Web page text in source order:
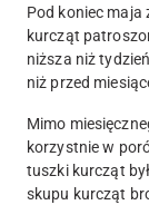
Pod koniec maja
kurcząt
niższa niż
niż przed
Mimo
korzystnie w
tuszki kurcząt
skupu kurcząt